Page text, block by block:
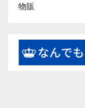
物販